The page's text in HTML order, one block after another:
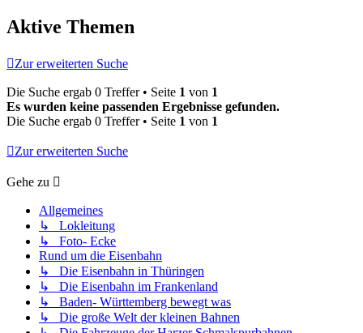
Aktive Themen
Zur erweiterten Suche
Die Suche ergab 0 Treffer • Seite 1 von 1
Es wurden keine passenden Ergebnisse gefunden.
Die Suche ergab 0 Treffer • Seite 1 von 1
Zur erweiterten Suche
Gehe zu
Allgemeines
↳ Lokleitung
↳ Foto- Ecke
Rund um die Eisenbahn
↳ Die Eisenbahn in Thüringen
↳ Die Eisenbahn im Frankenland
↳ Baden- Württemberg bewegt was
↳ Die große Welt der kleinen Bahnen